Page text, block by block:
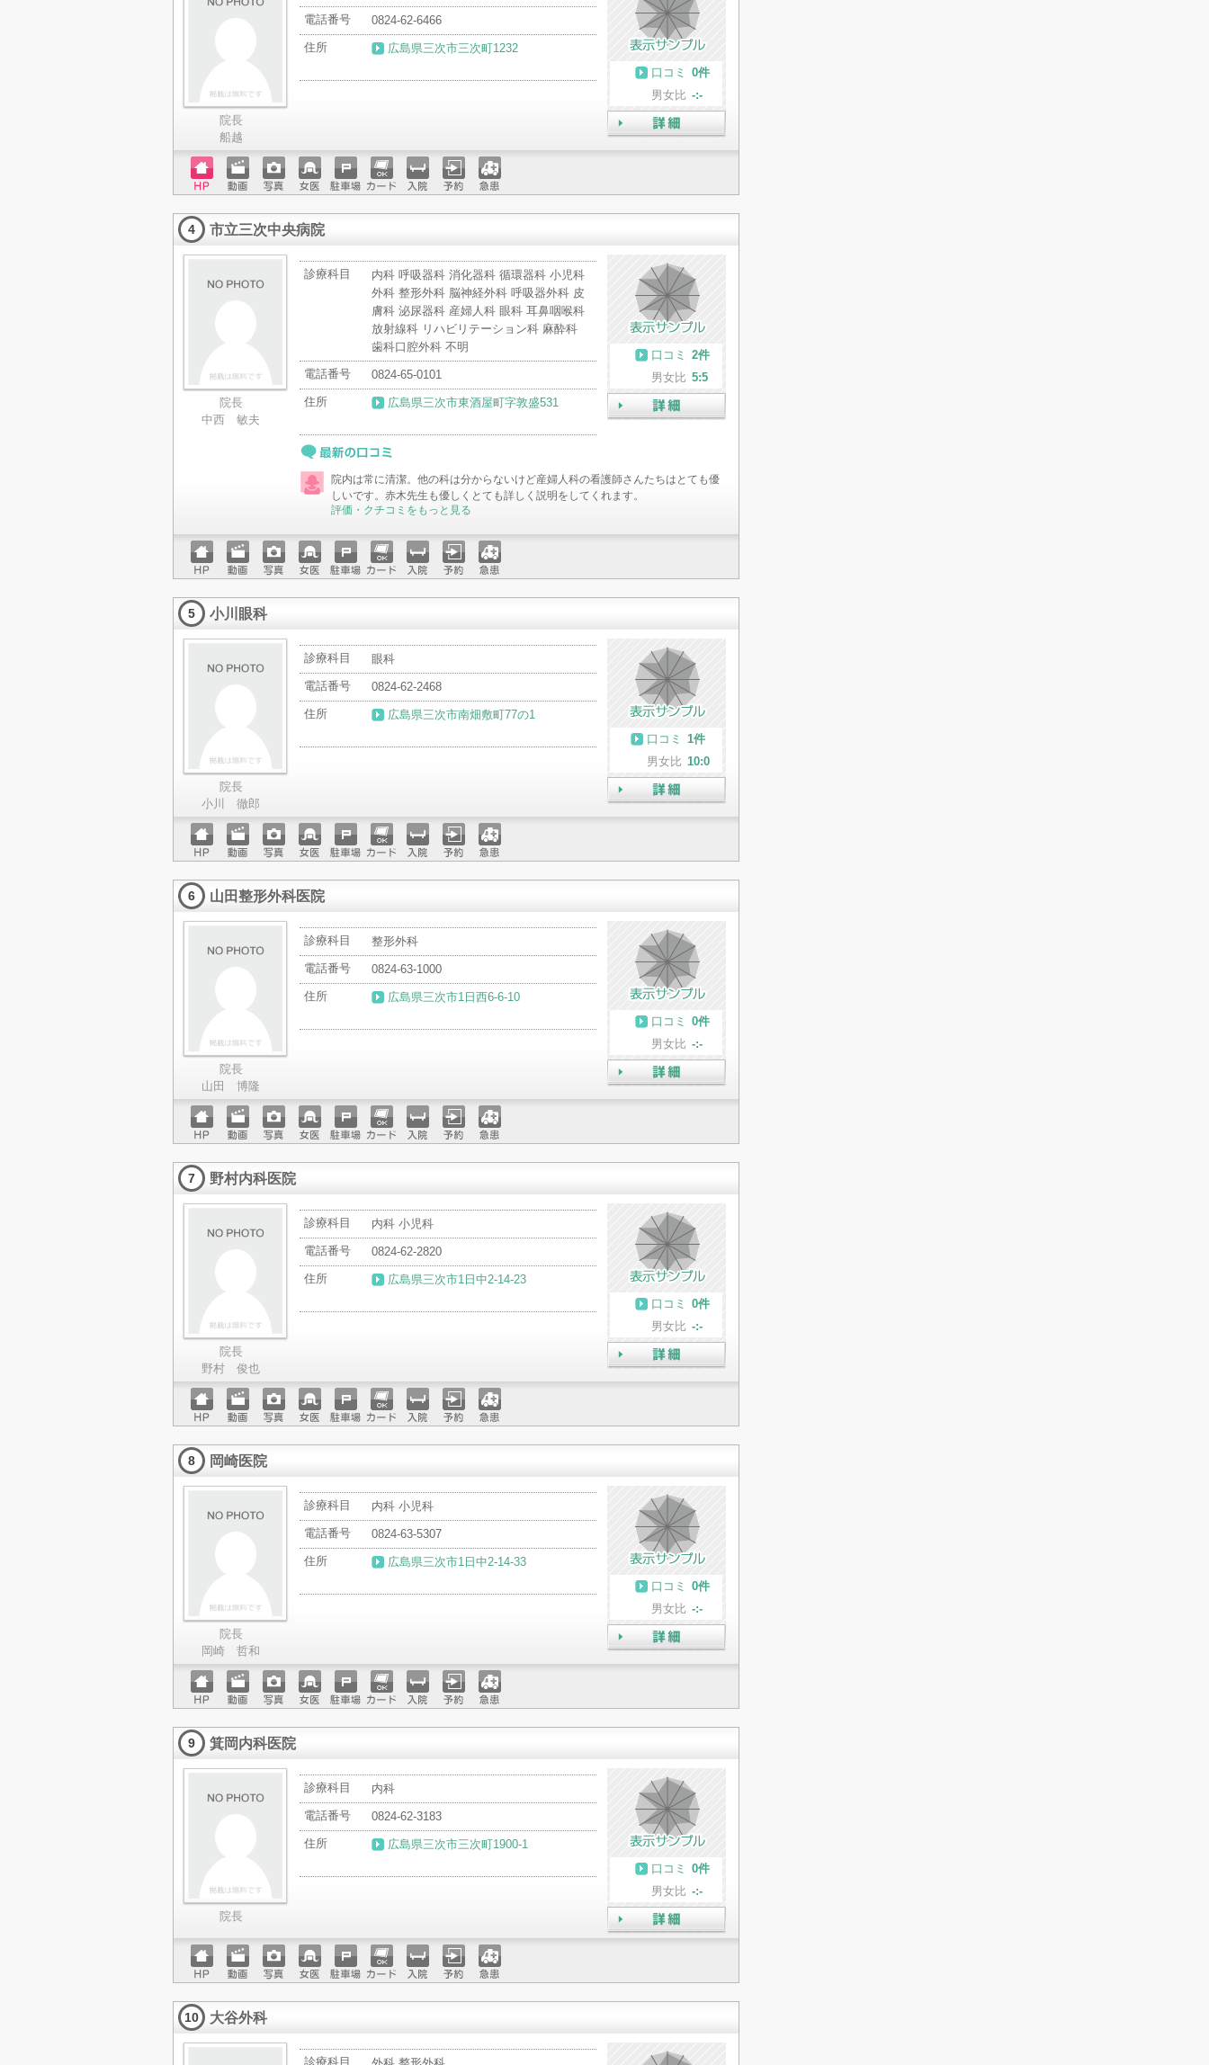
院長
船越
電話番号
0824-62-6466
住所
広島県三次市三次町1232
口コミ
0件
男女比 -:-
ホーム
ページ
動画 写真 女医 駐車場クレジ
ットカ
入院 予約 急患
4 市立三次中央病院
院長
中西 敏夫
診療科目
内科 呼吸器科 消化器科 循環器科 小児科
外科 整形外科 脳神経外科 呼吸器外科 皮
膚科 泌尿器科 産婦人科 眼科 耳鼻咽喉科
放射線科 リハビリテーション科 麻酔科
歯科口腔外科 不明
電話番号
0824-65-0101
住所
広島県三次市東酒屋町字敦盛531
口コミ
2件
男女比 5:5
最新の口コミ院内は常に清潔。他の科は分からないけど産婦人科の看護師さんたちはとても優
しいです。赤木先生も優しくとても詳しく説明をしてくれます。
評価・クチコミをもっと見る
ホーム
ページ
動画 写真 女医 駐車場クレジ
ットカ
入院 予約 急患
5 小川眼科
院長
小川 徹郎
診療科目
眼科
電話番号
0824-62-2468
住所
広島県三次市南畑敷町77の1
口コミ
1件
男女比 10:0
ホーム
ページ
動画 写真 女医 駐車場クレジ
ットカ
入院 予約 急患
6 山田整形外科医院
院長
山田 博隆
診療科目
整形外科
電話番号
0824-63-1000
住所
広島県三次市1日西6-6-10
口コミ
0件
男女比 -:-
ホーム
ページ
動画 写真 女医 駐車場クレジ
ットカ
入院 予約 急患
7 野村内科医院
院長
野村 俊也
診療科目
内科 小児科
電話番号
0824-62-2820
住所
広島県三次市1日中2-14-23
口コミ
0件
男女比 -:-
ホーム
ページ
動画 写真 女医 駐車場クレジ
ットカ
入院 予約 急患
8 岡崎医院
院長
岡崎 哲和
診療科目
内科 小児科
電話番号
0824-63-5307
住所
広島県三次市1日中2-14-33
口コミ
0件
男女比 -:-
ホーム
ページ
動画 写真 女医 駐車場クレジ
ットカ
入院 予約 急患
9 箕岡内科医院
院長
診療科目
内科
電話番号
0824-62-3183
住所
広島県三次市三次町1900-1
口コミ
0件
男女比 -:-
詳細
ホーム
ページ
動画 写真 女医 駐車場クレジ
ットカ
入院 予約 急患
10 大谷外科
診療科目